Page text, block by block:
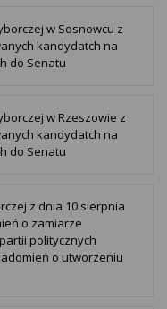
w Sosnowcu z
kandydatch na
do Senatu
w Rzeszowie z
kandydatch na
do Senatu
z dnia 10 sierpnia
o zamiarze
politycznych
o utworzeniu